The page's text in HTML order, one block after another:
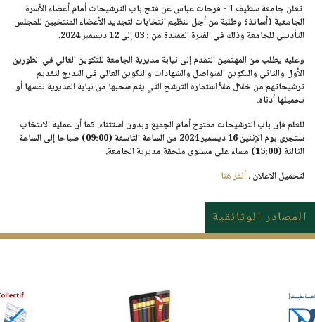
تعلن جامعة سطيف 1 - فرحات عباس عن فتح باب الترشيحات أمام أعضاء الأسرة
الجامعية (أساتذة وطلبة من أجل تنظيم انتخابات لتجديد الأعضاء المنتخبين للمجلس
التأديبي للجامعة وذلك في الفترة الممتدة من : 03 إلى 12 ديسمبر 2024.
وعليه يطلب من المهتمين التقدم إلى نيابة مديرية الجامعة للتكوين العالي في الطورين
الأول والثاني والتكوين المتواصل والشهادات والتكوين العالي في التدرج لتقديم
ترشيحاتهم من خلال ملأ استمارة الترشح التي يتم سحبها من نيابة المديرية نفسها أو
تحميلها أدناه.
للعلم فإن باب الترشيحات مفتوح أمام الجميع وبدون استثناء. كما أن عملية الانتخاب
ستجرى يوم الإثنين 16 ديسمبر 2024 من الساعة التاسعة (09:00) صباحا إلى الساعة
الثالثة (15:00) مساء على مستوى ملحقة مديرية الجامعة.
لتحميل الاعلان ،أنقر هنا
المصادر الوثائقية